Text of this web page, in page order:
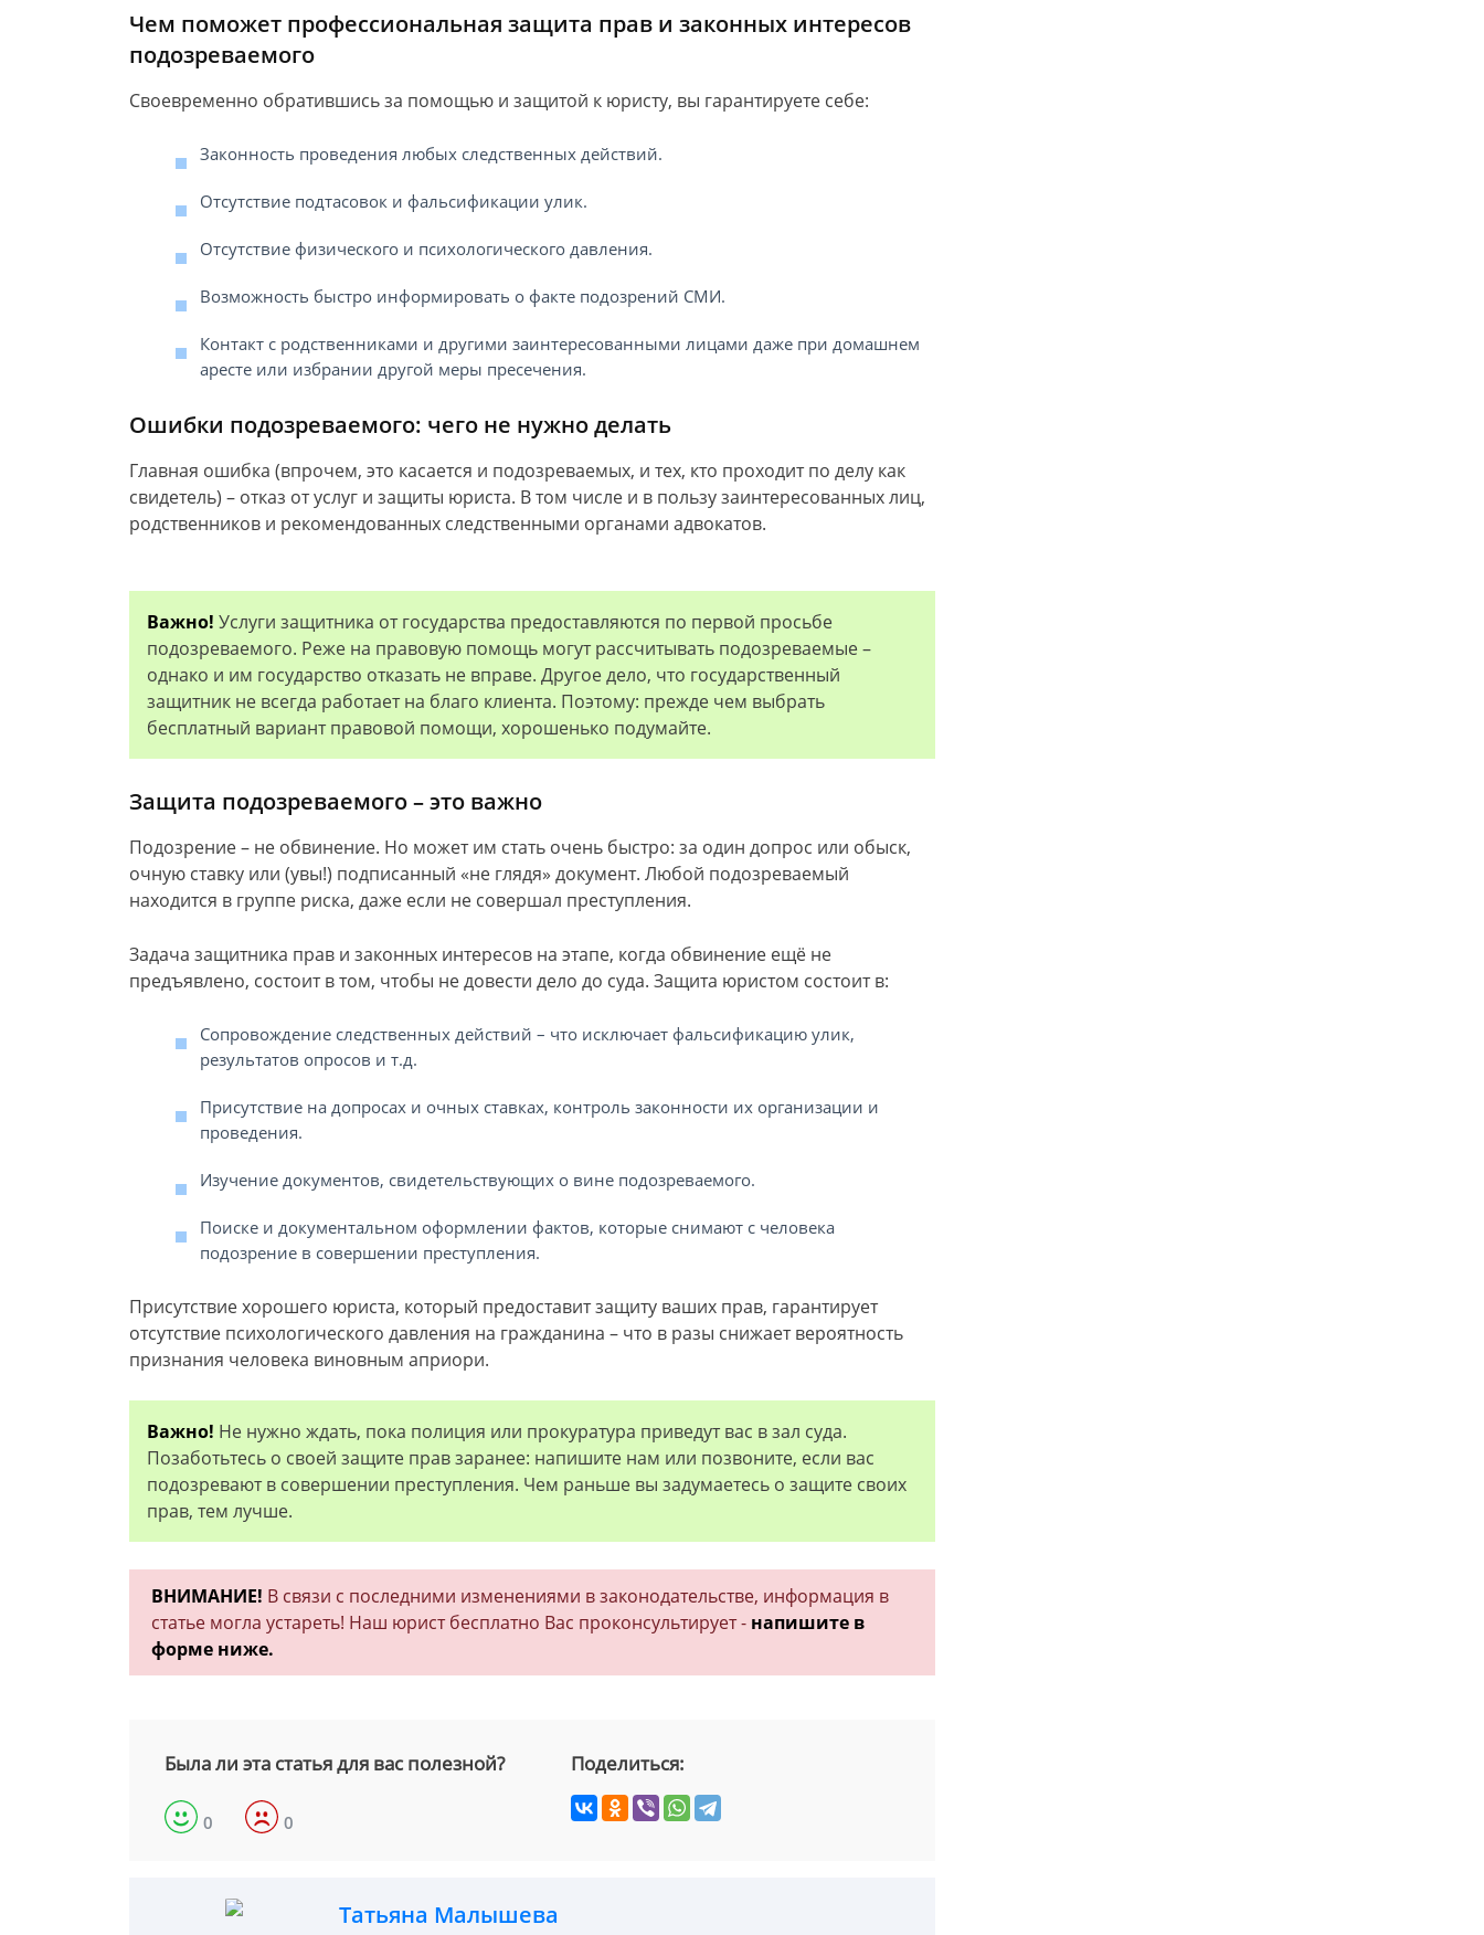
Чем поможет профессиональная защита прав и законных интересов
подозреваемого
Своевременно обратившись за помощью и защитой к юристу, вы гарантируете себе:
Законность проведения любых следственных действий.
Отсутствие подтасовок и фальсификации улик.
Отсутствие физического и психологического давления.
Возможность быстро информировать о факте подозрений СМИ.
Контакт с родственниками и другими заинтересованными лицами даже при домашнем
аресте или избрании другой меры пресечения.
Ошибки подозреваемого: чего не нужно делать
Главная ошибка (впрочем, это касается и подозреваемых, и тех, кто проходит по делу как
свидетель) – отказ от услуг и защиты юриста. В том числе и в пользу заинтересованных лиц,
родственников и рекомендованных следственными органами адвокатов.
Важно! Услуги защитника от государства предоставляются по первой просьбе
подозреваемого. Реже на правовую помощь могут рассчитывать подозреваемые –
однако и им государство отказать не вправе. Другое дело, что государственный
защитник не всегда работает на благо клиента. Поэтому: прежде чем выбрать
бесплатный вариант правовой помощи, хорошенько подумайте.
Защита подозреваемого – это важно
Подозрение – не обвинение. Но может им стать очень быстро: за один допрос или обыск,
очную ставку или (увы!) подписанный «не глядя» документ. Любой подозреваемый
находится в группе риска, даже если не совершал преступления.
Задача защитника прав и законных интересов на этапе, когда обвинение ещё не
предъявлено, состоит в том, чтобы не довести дело до суда. Защита юристом состоит в:
Сопровождение следственных действий – что исключает фальсификацию улик,
результатов опросов и т.д.
Присутствие на допросах и очных ставках, контроль законности их организации и
проведения.
Изучение документов, свидетельствующих о вине подозреваемого.
Поиске и документальном оформлении фактов, которые снимают с человека
подозрение в совершении преступления.
Присутствие хорошего юриста, который предоставит защиту ваших прав, гарантирует
отсутствие психологического давления на гражданина – что в разы снижает вероятность
признания человека виновным априори.
Важно! Не нужно ждать, пока полиция или прокуратура приведут вас в зал суда.
Позаботьтесь о своей защите прав заранее: напишите нам или позвоните, если вас
подозревают в совершении преступления. Чем раньше вы задумаетесь о защите своих
прав, тем лучше.
ВНИМАНИЕ! В связи с последними изменениями в законодательстве, информация в
статье могла устареть! Наш юрист бесплатно Вас проконсультирует - напишите в
форме ниже.
Была ли эта статья для вас полезной?
0 0
Поделиться:
Татьяна Малышева